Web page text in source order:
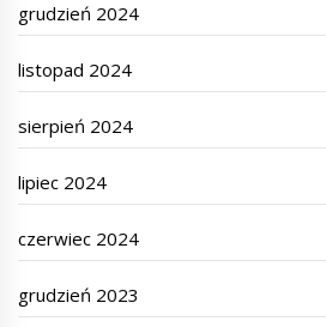
grudzień 2024
listopad 2024
sierpień 2024
lipiec 2024
czerwiec 2024
grudzień 2023